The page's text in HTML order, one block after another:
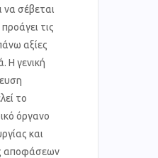
να σέβεται
τις
αξίες
Η γενική
το
όργανο
και
αποφάσεων